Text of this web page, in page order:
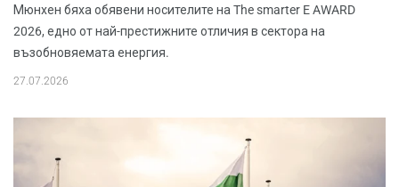
Мюнхен бяха обявени носителите на The smarter E AWARD
2026, едно от най-престижните отличия в сектора на
възобновяемата енергия.
27.07.2026